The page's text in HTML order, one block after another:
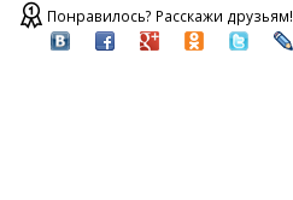
Понравилось? Расскажи друзьям!